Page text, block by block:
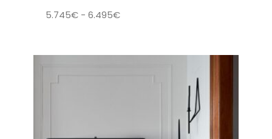
5.745€ - 6.495€Rango
desde